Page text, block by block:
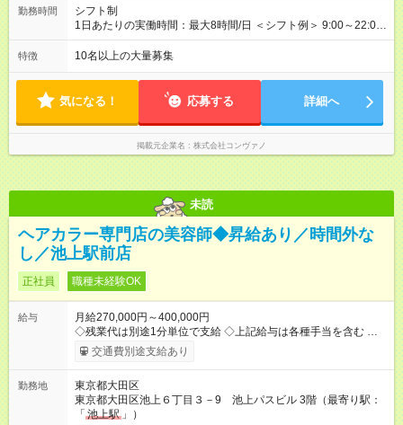
万4，701円 ＜別途支給手当＞ ・インセンティブ：月10万円以
上も可能！ ・賞与：年2回(6月/12月)※業績による ・交通費：月
たり) ・回数：随時 ・反映時期：次月の給与から ・評価手法：
社内評価に基づく ※あなたの頑張りをしっかり評価します！で
きることが増えるほどお給料に反映される環境です。 【試用期
間】試用期間あり 試用期間の長さ：6ヶ月 ※ 雇用形態と給与
に、本採用時と異なる部分があります。 雇用形態：中途採用
（契約社員） 給与：月給 220,000円以上 上記額にはみなし残業
代 8,552円／月 みなし残業時間 5.5時間／月
勤務時間
シフト制
1日あたりの実働時間：最大8時間/日 ＜シフト例＞ 9:00～22:00
でのシフト制（実働8時間／休憩60分） ※残業時間は月平均で
10時間程度 ※営業時間は【平日】11：00～22：00、【土日祝】
ます。
特徴 10名以上の大量募集
気になる！ 応募する 詳細へ
掲載元企業名 株式会社コンヴァノ
未読
ヘアカラー専門店の美容師◆昇給あり／時間外な
し／池上駅前店
正社員 職種未経験OK
給与
月給270,000円～400,000円
◇残業代は別途1分単位で支給 ◇上記給与は各種手当を含む ◇毎
月インセンティブポイント付与 ・店舗売上や入客人数などに応
じてインセンティブポイントを付与 ・ポイントは6ヶ月に一度引
長手当（月30，000円～）あり 研修期間6ヶ月間は以下給与のみ
変更あり 月給242，700円 ※給与に関しては2025年度の最低賃
金を反映済み ※各都道府県の施行月より適応、入社時期によっ
交通費別途支給あり
勤務地
東京都大田区
東京都大田区池上６丁目３－9 池上パスビル 3階（最寄り駅：
「 池上駅 」）